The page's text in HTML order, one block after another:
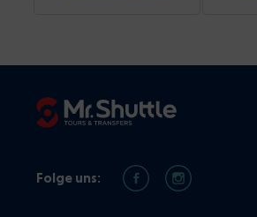
Folge uns: